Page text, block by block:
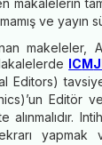
makalelerin
ve yayın
makeleler,
ICM
Editors)
Editör
alınmalıdır.
yapmak